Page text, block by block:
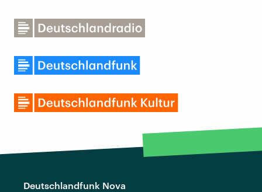
Deutschlandfunk Nova